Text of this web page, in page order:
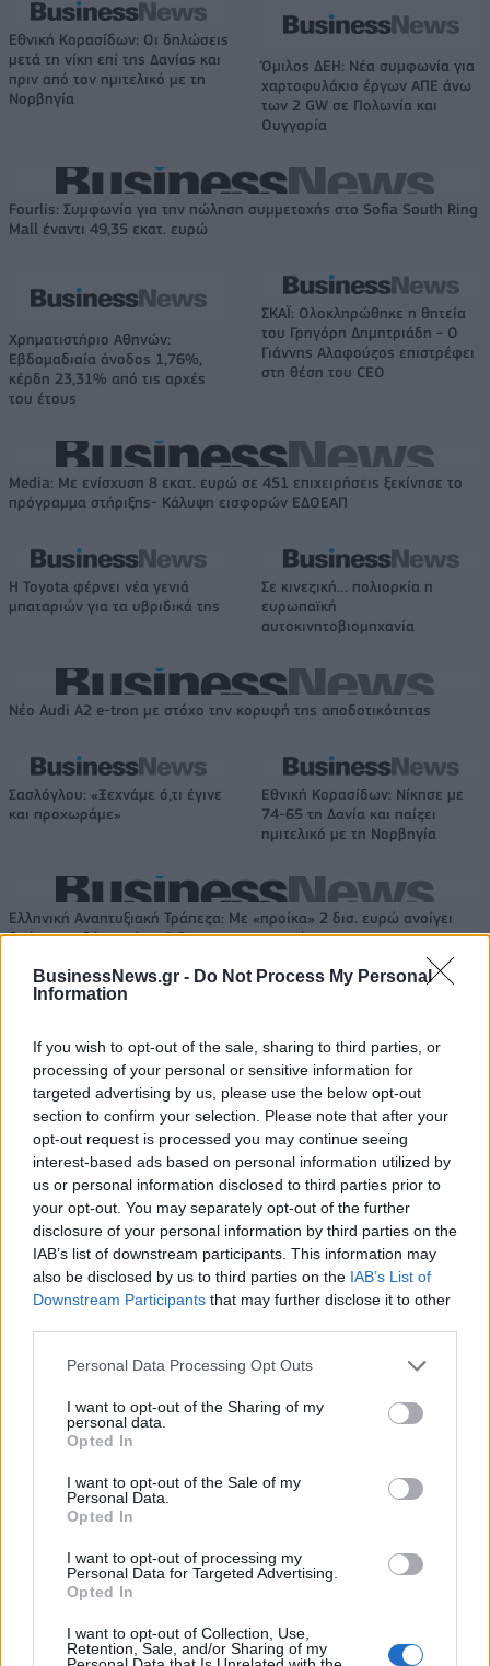
BusinessNews.gr - Do Not Process My Personal
Information
If you wish to opt-out of the sale, sharing to third parties, or
processing of your personal or sensitive information for
targeted advertising by us, please use the below opt-out
section to confirm your selection. Please note that after your
opt-out request is processed you may continue seeing
interest-based ads based on personal information utilized by
us or personal information disclosed to third parties prior to
your opt-out. You may separately opt-out of the further
disclosure of your personal information by third parties on the
IAB’s list of downstream participants. This information may
also be disclosed by us to third parties on the IAB’s List of
Downstream Participants that may further disclose it to other
Personal Data Processing Opt Outs
I want to opt-out of the Sharing of my
personal data.
Opted In
I want to opt-out of the Sale of my
Personal Data.
Opted In
I want to opt-out of processing my
Personal Data for Targeted Advertising.
Opted In
I want to opt-out of Collection, Use,
Retention, Sale, and/or Sharing of my
Εθνική Κορασίδων: Οι δηλώσεις
μετά τη νίκη επί της Δανίας και
πριν από τον ημιτελικό με τη
Νορβηγία
Όμιλος ΔΕΗ: Νέα συμφωνία για
χαρτοφυλάκιο έργων ΑΠΕ άνω
των 2 GW σε Πολωνία και
Ουγγαρία
Fourlis: Συμφωνία για την πώληση συμμετοχής στο Sofia South Ring
Mall έναντι 49,35 εκατ. ευρώ
Χρηματιστήριο Αθηνών:
Εβδομαδιαία άνοδος 1,76%,
κέρδη 23,31% από τις αρχές
του έτους
ΣΚΑΪ: Ολοκληρώθηκε η θητεία
του Γρηγόρη Δημητριάδη - Ο
Γιάννης Αλαφούζος επιστρέφει
στη θέση του CEO
Media: Με ενίσχυση 8 εκατ. ευρώ σε 451 επιχειρήσεις ξεκίνησε το
πρόγραμμα στήριξης- Κάλυψη εισφορών ΕΔΟΕΑΠ
Η Toyota φέρνει νέα γενιά
μπαταριών για τα υβριδικά της
Σε κινεζική… πολιορκία η
ευρωπαϊκή
αυτοκινητοβιομηχανία
Νέο Audi A2 e-tron με στόχο την κορυφή της αποδοτικότητας
Σασλόγλου: «Ξεχνάμε ό,τι έγινε
και προχωράμε»
Εθνική Κορασίδων: Νίκησε με
74-65 τη Δανία και παίζει
ημιτελικό με τη Νορβηγία
Ελληνική Αναπτυξιακή Τράπεζα: Με «προίκα» 2 δισ. ευρώ ανοίγει
δρόμο για δάνεια έως 5 δισ. σε μικρομεσαίες
Β.Σ. Καρούλιας: Τζίρος 98,7
εκατ. ευρώ και αύξηση κερδών
57% - Τα νέα στοιχήματα σε
low & non alcohol
Deloitte Ελλάδος:
Χρηματοοικονομικός
σύμβουλος της ΔΕΗ για την
είσοδο στην πολωνική αγορά
ενέργειας
Η Chery επενδύει 75 εκατ. δολάρια στην KG Mobility
Το FIAT 500 Hybrid τώρα από
Ατρόμητος και Novibet
συνεργασίας τους μέχρι το
18η συνεχόμενη χρονιά για τον ΟΤΕ στη διεθνή σειρά δεικτών
πύλες του σε όλους